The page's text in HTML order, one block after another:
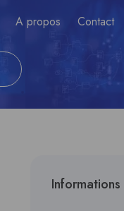
A propos Contact